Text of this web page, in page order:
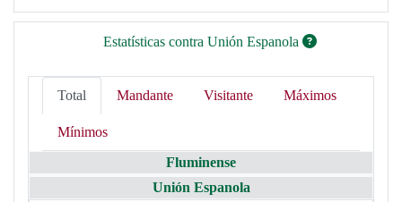
Estatísticas contra Unión Espanola
Total Mandante Visitante Máximos
Mínimos
Fluminense
Unión Espanola